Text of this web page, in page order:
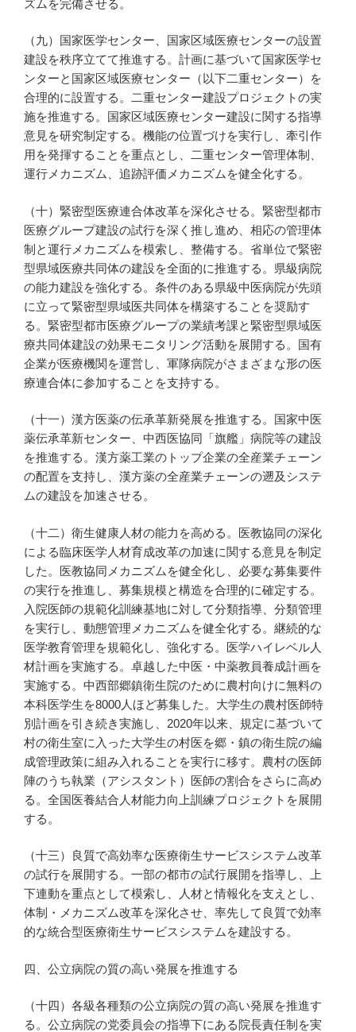
ズムを完備させる。
（九）国家医学センター、国家区域医療センターの設置
建設を秩序立てて推進する。計画に基づいて国家医学セ
ンターと国家区域医療センター（以下二重センター）を
合理的に設置する。二重センター建設プロジェクトの実
施を推進する。国家区域医療センター建設に関する指導
意見を研究制定する。機能の位置づけを実行し、牽引作
用を発揮することを重点とし、二重センター管理体制、
運行メカニズム、追跡評価メカニズムを健全化する。
（十）緊密型医療連合体改革を深化させる。緊密型都市
医療グループ建設の試行を深く推し進め、相応の管理体
制と運行メカニズムを模索し、整備する。省単位で緊密
型県域医療共同体の建設を全面的に推進する。県級病院
の能力建設を強化する。条件のある県級中医病院が先頭
に立って緊密型県域医共同体を構築することを奨励す
る。緊密型都市医療グループの業績考課と緊密型県域医
療共同体建設の効果モニタリング活動を展開する。国有
企業が医療機関を運営し、軍隊病院がさまざまな形の医
療連合体に参加することを支持する。
（十一）漢方医薬の伝承革新発展を推進する。国家中医
薬伝承革新センター、中西医協同「旗艦」病院等の建設
を推進する。漢方薬工業のトップ企業の全産業チェーン
の配置を支持し、漢方薬の全産業チェーンの遡及システ
ムの建設を加速させる。
（十二）衛生健康人材の能力を高める。医教協同の深化
による臨床医学人材育成改革の加速に関する意見を制定
した。医教協同メカニズムを健全化し、必要な募集要件
の実行を推進し、募集規模と構造を合理的に確定する。
入院医師の規範化訓練基地に対して分類指導、分類管理
を実行し、動態管理メカニズムを健全化する。継続的な
医学教育管理を規範化し、強化する。医学ハイレベル人
材計画を実施する。卓越した中医・中薬教員養成計画を
実施する。中西部郷鎮衛生院のために農村向けに無料の
本科医学生を8000人ほど募集した。大学生の農村医師特
別計画を引き続き実施し、2020年以来、規定に基づいて
村の衛生室に入った大学生の村医を郷・鎮の衛生院の編
成管理政策に組み入れることを実行に移す。農村の医師
陣のうち執業（アシスタント）医師の割合をさらに高め
る。全国医養結合人材能力向上訓練プロジェクトを展開
する。
（十三）良質で高効率な医療衛生サービスシステム改革
の試行を展開する。一部の都市の試行展開を指導し、上
下連動を重点として模索し、人材と情報化を支えとし、
体制・メカニズム改革を深化させ、率先して良質で効率
的な統合型医療衛生サービスシステムを建設する。
四、公立病院の質の高い発展を推進する
（十四）各級各種類の公立病院の質の高い発展を推進す
る。公立病院の党委員会の指導下にある院長責任制を実